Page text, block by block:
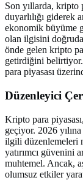
Son yıllarda, kripto
duyarlılığı giderek
ekonomik büyüme
olan ilgisini
önde gelen kripto
getirdiğini
para piyasası
Düzenleyici
Kripto para
geçiyor. 2026
ilgili düzenlemeleri
yatırımcı güvenini
muhtemel. Ancak,
olumsuz etkiler